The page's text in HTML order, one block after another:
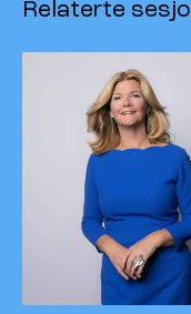
Relaterte